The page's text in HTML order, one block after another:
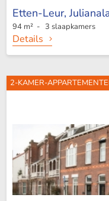
Etten-Leur,
94 m² - 3 slaapkamers
Details
2-KAMER-